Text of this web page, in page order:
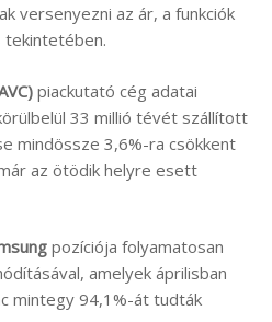
versenyezni az ár, a funkciók
tekintetében.
piackutató cég adatai
33 millió tévét szállított
mindössze 3,6%-ra csökkent
az ötödik helyre esett
pozíciója folyamatosan
amelyek áprilisban
mintegy 94,1%-át tudták